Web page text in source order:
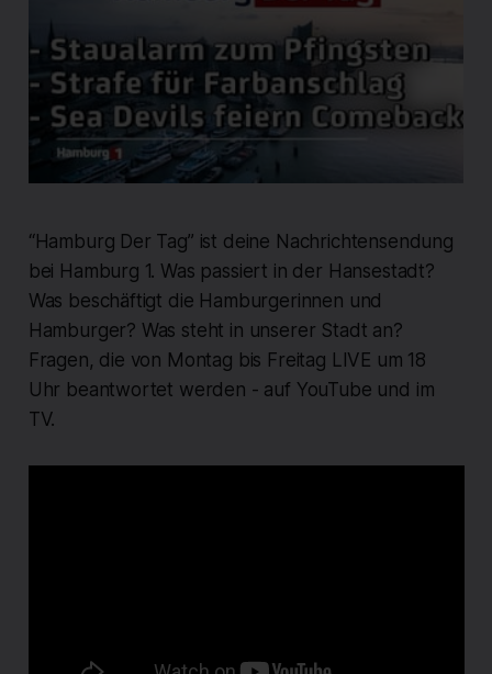
“Hamburg Der Tag” ist deine Nachrichtensendung
bei Hamburg 1. Was passiert in der Hansestadt?
Was beschäftigt die Hamburgerinnen und
Hamburger? Was steht in unserer Stadt an?
Fragen, die von Montag bis Freitag LIVE um 18
Uhr beantwortet werden - auf YouTube und im
TV.